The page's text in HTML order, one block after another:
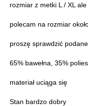
rozmiar z metki L / XL
polecam na rozmiar
proszę sprawdzić
65% bawełna, 35%
materiał uciąga się
Stan bardzo dobry